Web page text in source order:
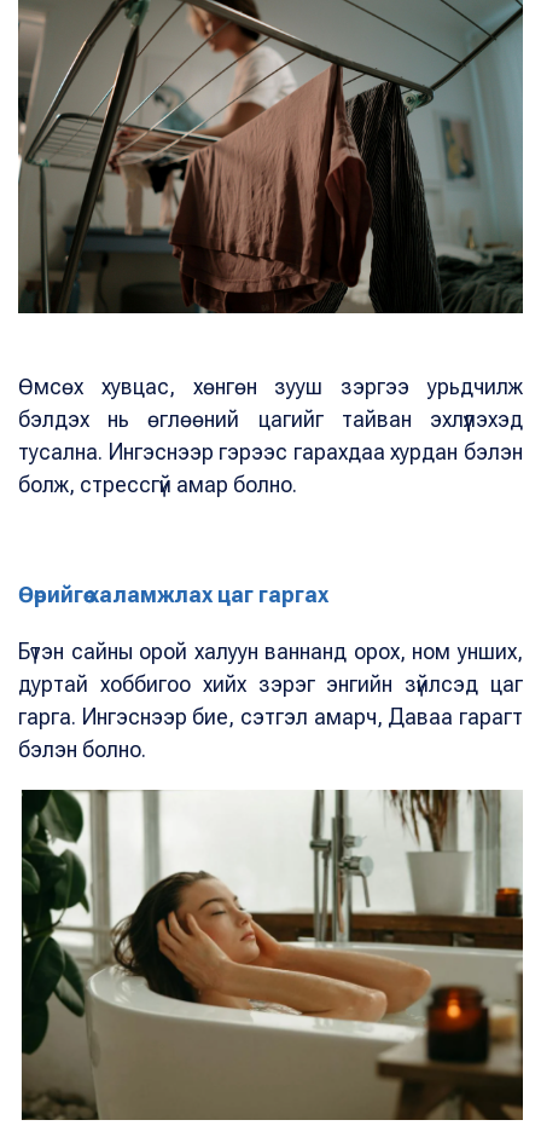
Өмсөх хувцас, хөнгөн зууш зэргээ урьдчилж
бэлдэх нь өглөөний цагийг тайван эхлүүлэхэд
тусална. Ингэснээр гэрээс гарахдаа хурдан бэлэн
болж, стрессгүй амар болно.
Өөрийгөө халамжлах цаг гаргах
Бүтэн сайны орой халуун ваннанд орох, ном унших,
дуртай хоббигоо хийх зэрэг энгийн зүйлсэд цаг
гарга. Ингэснээр бие, сэтгэл амарч, Даваа гарагт
бэлэн болно.